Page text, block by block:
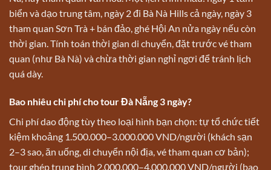
biển và dạo trung tâm, ngày 2 đi Bà Nà Hills cả ngày, ngày 3
tham quan Sơn Trà + bán đảo, ghé Hội An nửa ngày nếu còn
thời gian. Tính toán thời gian di chuyển, đặt trước vé tham
quan (như Bà Nà) và chừa thời gian nghỉ ngơi để tránh lịch
quá dày.
Bao nhiêu chi phí cho tour Đà Nẵng 3 ngày?
Chi phí dao động tùy theo loại hình bạn chọn: tự tổ chức tiết
kiệm khoảng 1.500.000–3.000.000 VND/người (khách sạn
2–3 sao, ăn uống, di chuyển nội địa, vé tham quan cơ bản);
tour ghép trung bình 2.000.000–4.000.000 VND/người (bao